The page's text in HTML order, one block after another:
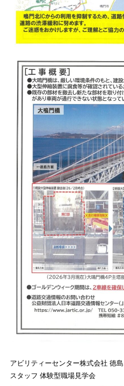
アビリティーセンター株式会社 徳
スタッフ 体験型職場見学会